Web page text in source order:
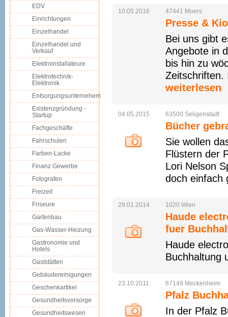
10.05.2016 47441 Moers
Presse &
Bei uns gibt
Angebote in
bis hin zu
Zeitschriften.
weiterlesen
04.05.2015 63500 Seligenstadt
Bücher
Sie wollen
Flüstern der
Lori Nelson
doch einfach
29.01.2014 1020 Wien
Haude
fuer
Haude
Buchhaltung
23.10.2011 67149 Meckenheim
Pfalz
In der Pfalz
EDV
Einrichtungen
Einzelhandel
Einzelhandel und
Verkauf
Elektroinstallateure
Elektrotechnik-
Elektronik
Entsorgungsunternehem
Existenzgründung -
Startup
Fachgeschäfte
Fahrschulen
Farben-Lacke
Finanz Gewerbe
Fotografen
Freizeit
Friseure
Gartenbau
Gas-Wasser-Heizung
Gastronomie und
Hotels
Gaststätten
Gebäudereinigungen
Geschenkartikel
Gesundheitsvorsorge
Gesundheitswesen